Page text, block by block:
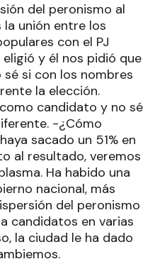
del peronismo al
unión entre los
con el PJ
y él nos pidió que
sé si con los nombres
la elección.
candidato y no sé
-¿Cómo
sacado un 51% en
al resultado, veremos
Ha habido una
nacional, más
del peronismo
candidatos en varias
la ciudad le ha dado